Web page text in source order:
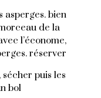
asperges. bien
de la
l’économe,
réserver
puis les
bol